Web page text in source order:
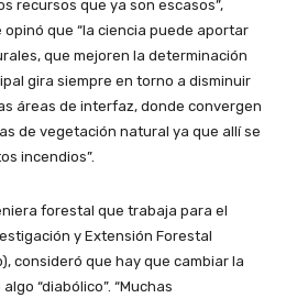
recursos que ya son escasos”,
que “la ciencia puede aportar
que mejoren la determinación
gira siempre en torno a disminuir
áreas de interfaz, donde convergen
de vegetación natural ya que allí se
incendios”.
forestal que trabaja para el
y Extensión Forestal
consideró que hay que cambiar la
“diabólico”. “Muchas